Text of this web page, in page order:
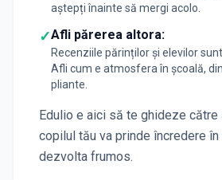
aștepți înainte să mergi acolo.
✓Afli părerea altora:
Recenziile părinților și elevilor
Afli cum e atmosfera în școală,
pliante.
Edulio e aici să te ghideze către
copilul tău va prinde încredere
dezvolta frumos.